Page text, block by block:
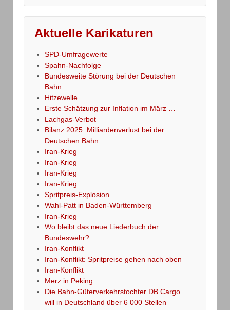
Aktuelle Karikaturen
SPD-Umfragewerte
Spahn-Nachfolge
Bundesweite Störung bei der Deutschen
Bahn
Hitzewelle
Erste Schätzung zur Inflation im März …
Lachgas-Verbot
Bilanz 2025: Milliardenverlust bei der
Deutschen Bahn
Iran-Krieg
Iran-Krieg
Iran-Krieg
Iran-Krieg
Spritpreis-Explosion
Wahl-Patt in Baden-Württemberg
Iran-Krieg
Wo bleibt das neue Liederbuch der
Bundeswehr?
Iran-Konflikt
Iran-Konflikt: Spritpreise gehen nach oben
Iran-Konflikt
Merz in Peking
Die Bahn-Güterverkehrstochter DB Cargo
will in Deutschland über 6 000 Stellen